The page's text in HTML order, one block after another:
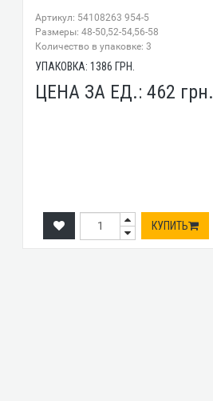
Артикул: 54108263 954-5
Размеры: 48-50,52-54,56-58
Количество в упаковке: 3
УПАКОВКА:1386 ГРН.
ЦЕНА ЗА ЕД.:462 грн.
КУПИТЬ